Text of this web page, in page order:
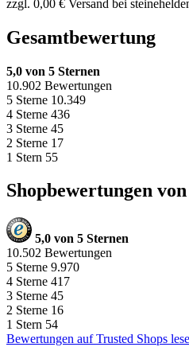
zzgl. 0,00 € Versand bei
Gesamtbewertung
5,0 von 5 Sternen
10.902 Bewertungen
5 Sterne 10.349
4 Sterne 436
3 Sterne 45
2 Sterne 17
1 Stern 55
Shopbewertungen
5,0 von 5 Sternen
10.502 Bewertungen
5 Sterne 9.970
4 Sterne 417
3 Sterne 45
2 Sterne 16
1 Stern 54
Bewertungen auf Trusted Shops